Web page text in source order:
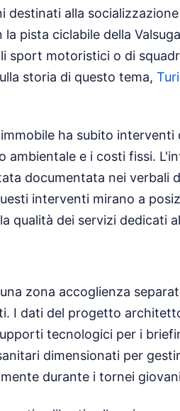
destinati alla socializzazione
pista ciclabile della
sport motoristici o di
storia di questo tema,
ha subito interventi
e i costi fissi.
documentata nei verbali
interventi mirano a
qualità dei servizi dedicati
zona accoglienza
I dati del progetto
tecnologici per i
dimensionati per
durante i tornei